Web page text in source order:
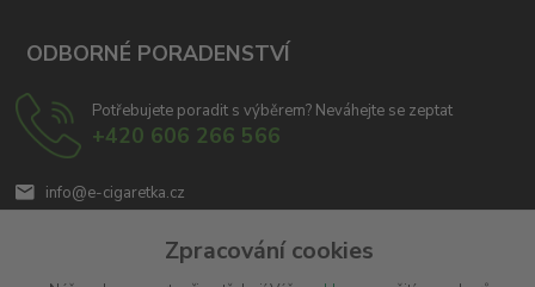
ODBORNÉ PORADENSTVÍ
Potřebujete poradit s výběrem? Neváhejte se zeptat
+420 606 266 566
info@e-cigaretka.cz
Zpracování cookies